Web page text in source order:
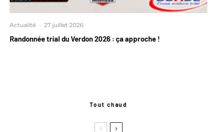
Actualité · 27 juillet 2026
Randonnée trial du Verdon 2026 : ça approche !
Tout chaud